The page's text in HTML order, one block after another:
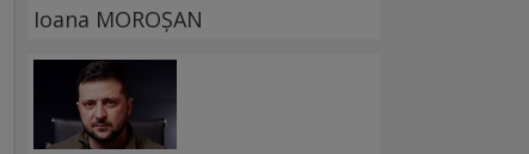
Ioana MOROȘAN